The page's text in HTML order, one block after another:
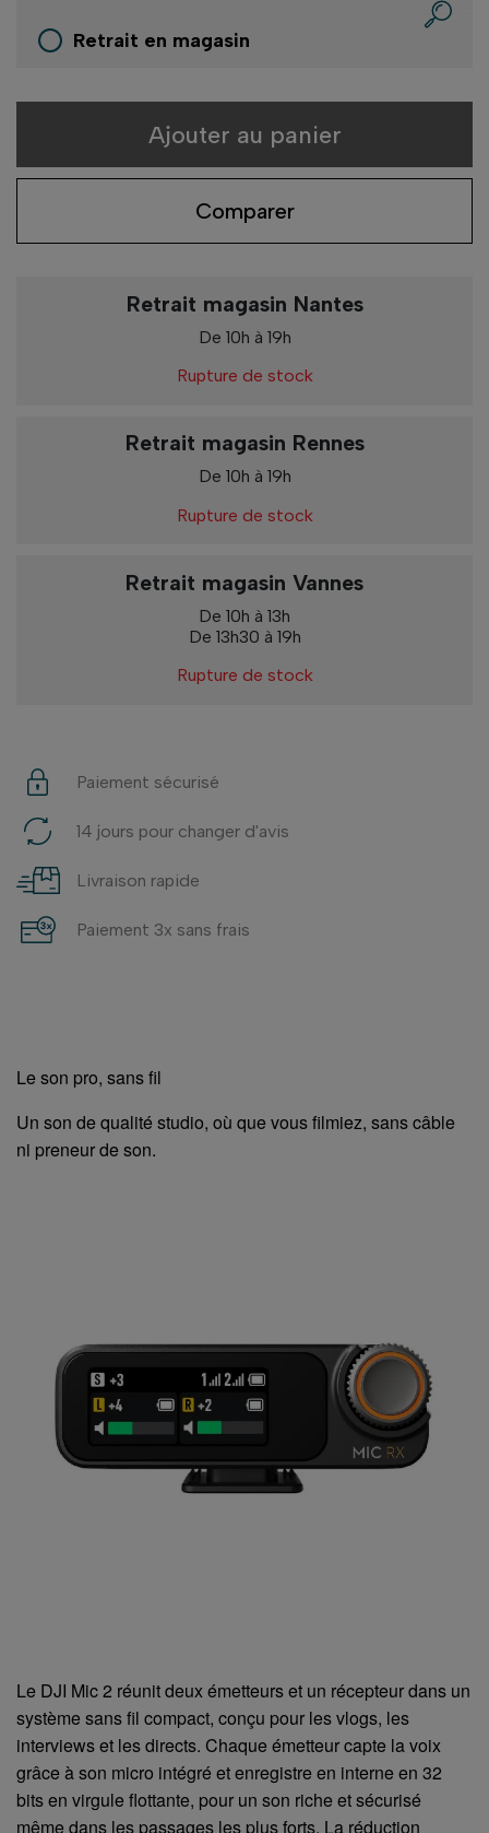
Retrait en magasin
Ajouter au panier
Comparer
Retrait magasin Nantes
De 10h à 19h
Rupture de stock
Retrait magasin Rennes
De 10h à 19h
Rupture de stock
Retrait magasin Vannes
De 10h à 13h
De 13h30 à 19h
Rupture de stock
Paiement sécurisé
14 jours pour changer d'avis
Livraison rapide
Paiement 3x sans frais
Le son pro, sans fil
Un son de qualité studio, où que vous filmiez, sans câble
ni preneur de son.
Le DJI Mic 2 réunit deux émetteurs et un récepteur dans un
système sans fil compact, conçu pour les vlogs, les
interviews et les directs. Chaque émetteur capte la voix
grâce à son micro intégré et enregistre en interne en 32
bits en virgule flottante, pour un son riche et sécurisé
même dans les passages les plus forts. La réduction